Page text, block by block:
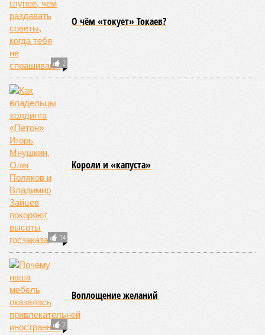
2
О чём «токует» Токаев?
14
Kороли и «капуста»
2
Воплощение желаний